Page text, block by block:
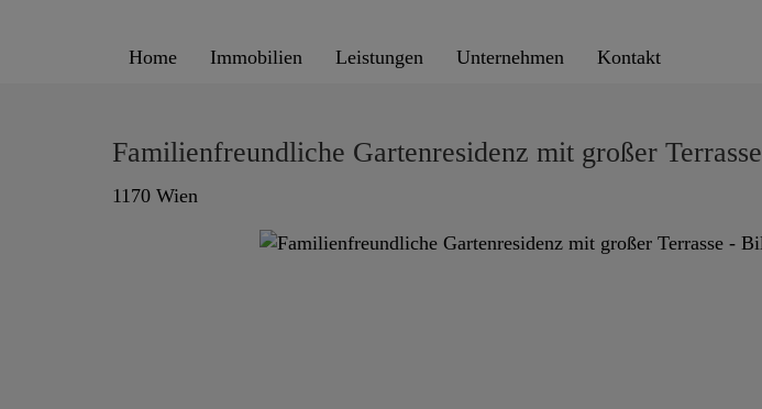
Home Immobilien Leistungen Unternehmen Kontakt
Familienfreundliche Gartenresidenz mit großer Terrasse
1170 Wien